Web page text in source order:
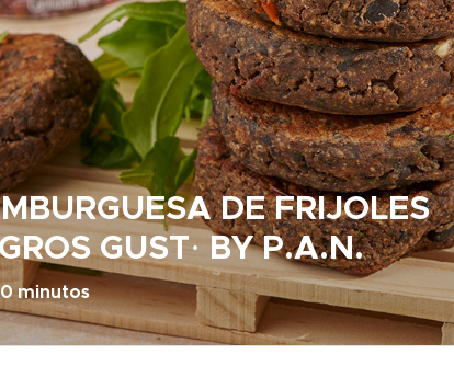
DE FRIJOLES
GUST· BY P.A.N.
minutos